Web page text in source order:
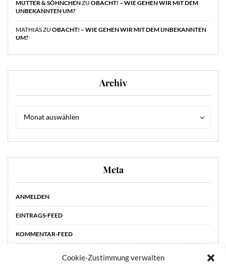
Cookie-Zustimmung verwalten
MUTTER & SÖHNCHENZU OBACHT! – WIE GEHEN WIR MIT DEM
UNBEKANNTEN UM?
MATHIASZU OBACHT! – WIE GEHEN WIR MIT DEM UNBEKANNTEN
UM?
Archiv
Monat auswählen
Meta
ANMELDEN
EINTRAGS-FEED
KOMMENTAR-FEED